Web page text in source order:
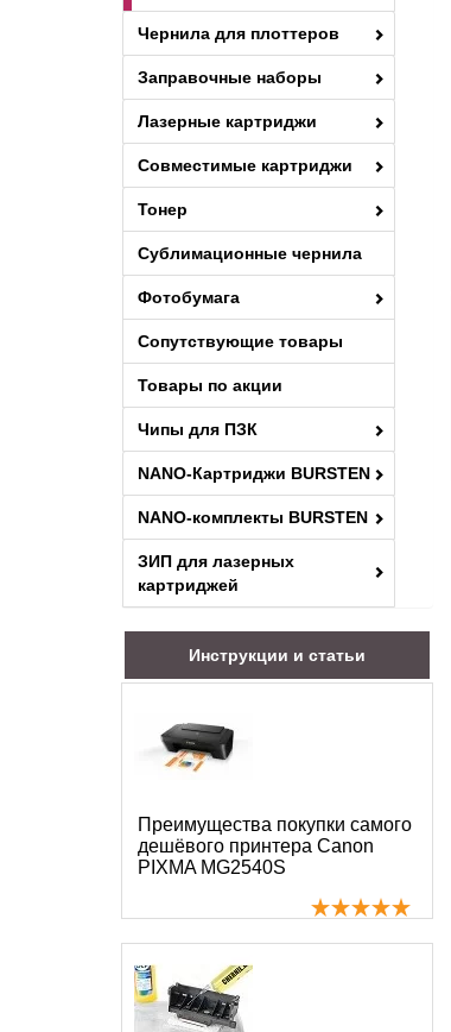
Чернила для плоттеров
Заправочные наборы
Лазерные картриджи
Совместимые картриджи
Тонер
Сублимационные чернила
Фотобумага
Сопутствующие товары
Товары по акции
Чипы для ПЗК
NANO-Картриджи BURSTEN
NANO-комплекты BURSTEN
ЗИП для лазерных
картриджей
Инструкции и статьи
Преимущества покупки самого
дешёвого принтера Canon
PIXMA MG2540S